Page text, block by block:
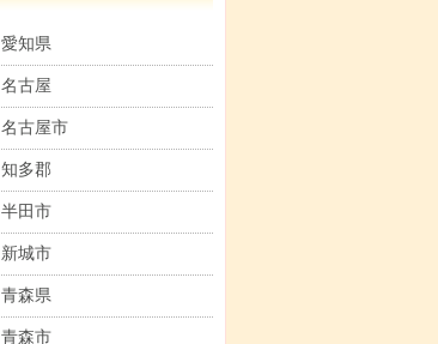
愛知県
名古屋
名古屋市
知多郡
半田市
新城市
青森県
青森市